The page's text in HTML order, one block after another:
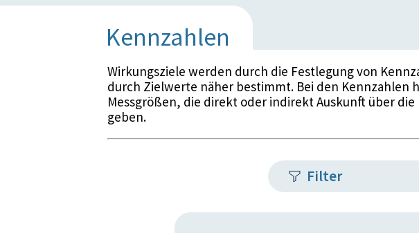
Kennzahlen
Wirkungsziele werden durch die Festlegung von
durch Zielwerte näher bestimmt. Bei den Kennzahlen
Messgrößen, die direkt oder indirekt Auskunft über die
geben.
Filter